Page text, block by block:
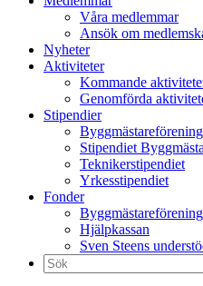
Våra medlemmar
Ansök om
Nyheter
Aktiviteter
Kommande
Genomförda
Stipendier
Stipendiet
Teknikerstipendiet
Yrkesstipendiet
Fonder
Hjälpkassan
Sven Steens
Sök
efter: